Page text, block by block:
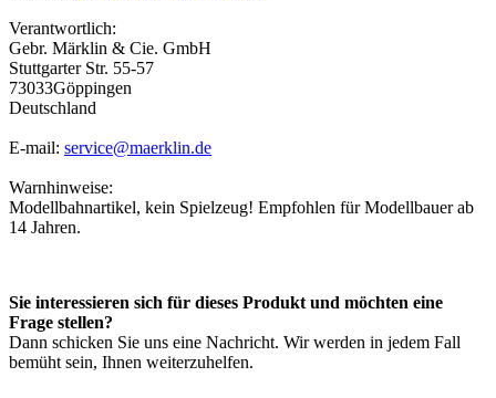
Verantwortlich:
Gebr. Märklin & Cie. GmbH
Stuttgarter Str. 55-57
73033Göppingen
Deutschland
E-mail: service@maerklin.de
Warnhinweise:
Modellbahnartikel, kein Spielzeug! Empfohlen für Modellbauer ab
14 Jahren.
Sie interessieren sich für dieses Produkt und möchten eine
Frage stellen?
Dann schicken Sie uns eine Nachricht. Wir werden in jedem Fall
bemüht sein, Ihnen weiterzuhelfen.